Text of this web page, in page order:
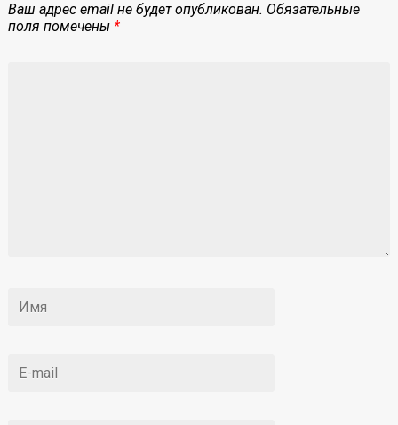
Ваш адрес email не будет опубликован. Обязательные
поля помечены *